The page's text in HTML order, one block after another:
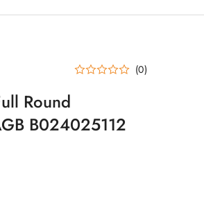
(0)
Round
B024025112